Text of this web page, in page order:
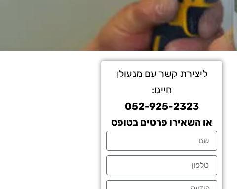
ליצירת קשר עם מנעולן
חייגו:
052-925-2323
או השאירו פרטים בטופס
שם
טלפון
הודעה